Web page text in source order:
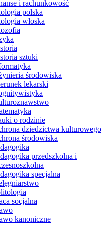
i rachunkowość
polska
włoska
sztuki
środowiska
lekarski
o rodzinie
dziedzictwa kulturowego
środowiska
przedszkolna i
specjalna
socjalna
kanoniczne